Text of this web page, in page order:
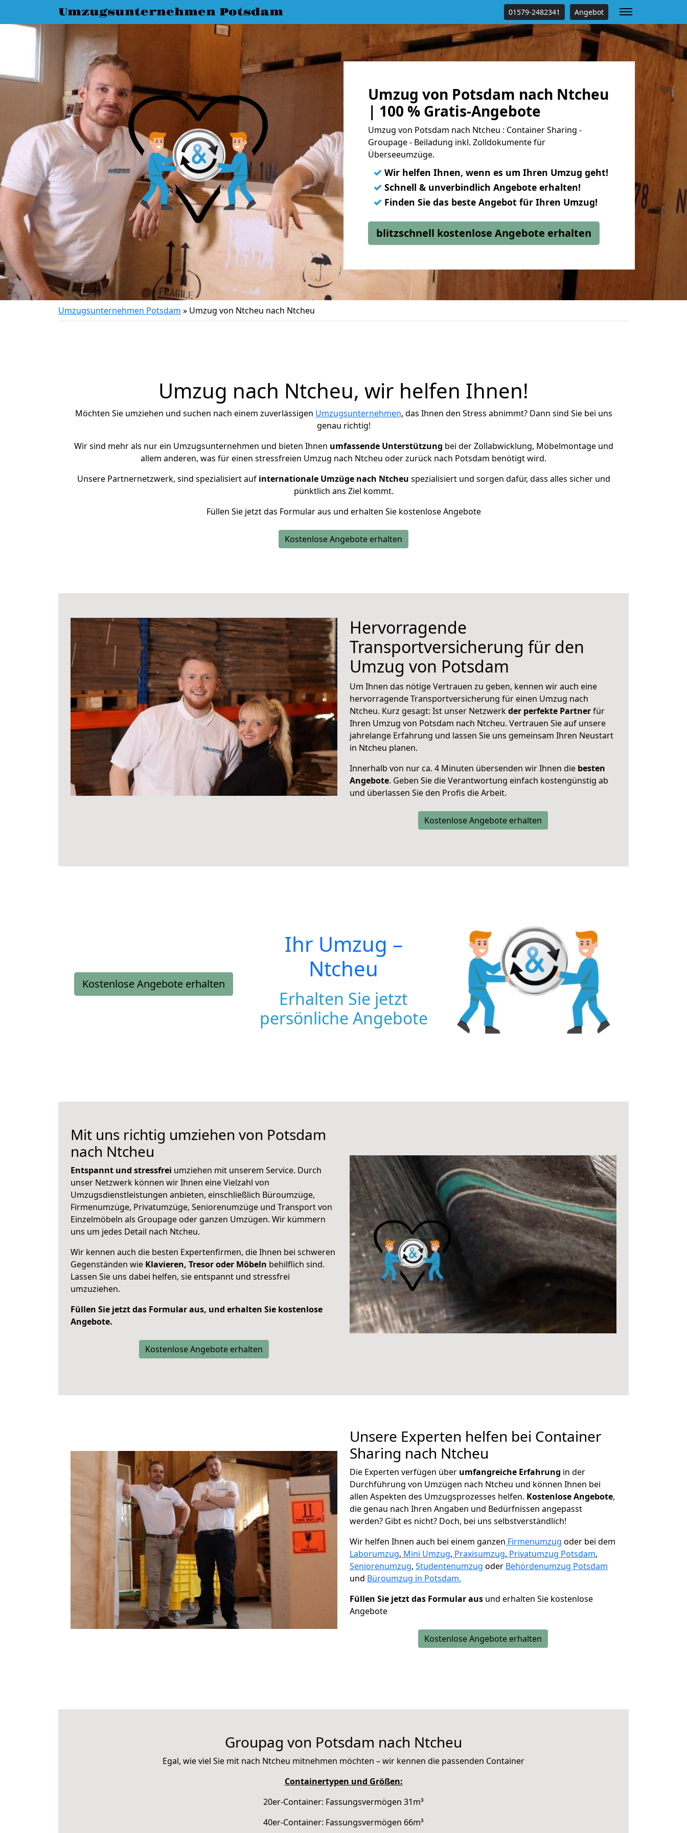
Umzugsunternehmen Potsdam 01579-2482341 Angebot
Umzug von Potsdam nach Ntcheu
| 100 % Gratis-Angebote
Umzug von Potsdam nach Ntcheu : Container Sharing -
Groupage - Beiladung inkl. Zolldokumente für
Überseeumzüge.
✓ Wir helfen Ihnen, wenn es um Ihren Umzug geht!
✓ Schnell & unverbindlich Angebote erhalten!
✓ Finden Sie das beste Angebot für Ihren Umzug!
blitzschnell kostenlose Angebote erhalten
Umzugsunternehmen Potsdam » Umzug von Ntcheu nach Ntcheu
Umzug nach Ntcheu, wir helfen Ihnen!
Möchten Sie umziehen und suchen nach einem zuverlässigen Umzugsunternehmen, das Ihnen den Stress abnimmt? Dann sind Sie bei uns
genau richtig!
Wir sind mehr als nur ein Umzugsunternehmen und bieten Ihnen umfassende Unterstützung bei der Zollabwicklung, Möbelmontage und
allem anderen, was für einen stressfreien Umzug nach Ntcheu oder zurück nach Potsdam benötigt wird.
Unsere Partnernetzwerk, sind spezialisiert auf internationale Umzüge nach Ntcheu spezialisiert und sorgen dafür, dass alles sicher und
pünktlich ans Ziel kommt.
Füllen Sie jetzt das Formular aus und erhalten Sie kostenlose Angebote
Kostenlose Angebote erhalten
Hervorragende
Transportversicherung für den
Umzug von Potsdam
Um Ihnen das nötige Vertrauen zu geben, kennen wir auch eine
hervorragende Transportversicherung für einen Umzug nach
Ntcheu. Kurz gesagt: Ist unser Netzwerkder perfekte Partnerfür
Ihren Umzug von Potsdam nach Ntcheu. Vertrauen Sie auf unsere
jahrelange Erfahrung und lassen Sie uns gemeinsam Ihren Neustart
in Ntcheu planen.
Innerhalb von nur ca. 4 Minuten übersenden wir Ihnen die besten
Angebote. Geben Sie die Verantwortung einfach kostengünstig ab
und überlassen Sie den Profis die Arbeit.
Kostenlose Angebote erhalten
Kostenlose Angebote erhalten
Ihr Umzug –
Ntcheu
Erhalten Sie jetzt
persönliche Angebote
Mit uns richtig umziehen von Potsdam
nach Ntcheu
Entspannt und stressfrei umziehen mit unserem Service. Durch
unser Netzwerk können wir Ihnen eine Vielzahl von
Umzugsdienstleistungen anbieten, einschließlich Büroumzüge,
Firmenumzüge, Privatumzüge, Seniorenumzüge und Transport von
Einzelmöbeln als Groupage oder ganzen Umzügen. Wir kümmern
uns um jedes Detail nach Ntcheu.
Wir kennen auch die besten Expertenfirmen, die Ihnen bei schweren
Gegenständen wie Klavieren, Tresor oder Möbeln behilflich sind.
Lassen Sie uns dabei helfen, sie entspannt und stressfrei
umzuziehen.
Füllen Sie jetzt das Formular aus, und erhalten Sie kostenlose
Angebote.
Kostenlose Angebote erhalten
Unsere Experten helfen bei Container
Sharing nach Ntcheu
Die Experten verfügen über umfangreiche Erfahrung in der
Durchführung von Umzügen nach Ntcheu und können Ihnen bei
allen Aspekten des Umzugsprozesses helfen. Kostenlose Angebote,
die genau nach Ihren Angaben und Bedürfnissen angepasst
werden? Gibt es nicht? Doch, bei uns selbstverständlich!
Wir helfen Ihnen auch bei einem ganzen Firmenumzug oder bei dem
Laborumzug, Mini Umzug, Praxisumzug, Privatumzug Potsdam,
Seniorenumzug, Studentenumzug oder Behördenumzug Potsdam
und Büroumzug in Potsdam.
Füllen Sie jetzt das Formular aus und erhalten Sie kostenlose
Angebote
Kostenlose Angebote erhalten
Groupag von Potsdam nach Ntcheu
Egal, wie viel Sie mit nach Ntcheu mitnehmen möchten – wir kennen die passenden Container
Containertypen und Größen:
20er-Container: Fassungsvermögen 31m³
40er-Container: Fassungsvermögen 66m³